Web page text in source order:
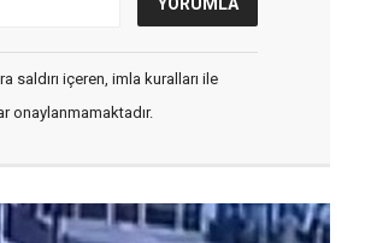
saldırı içeren, imla kuralları ile
onaylanmamaktadır.